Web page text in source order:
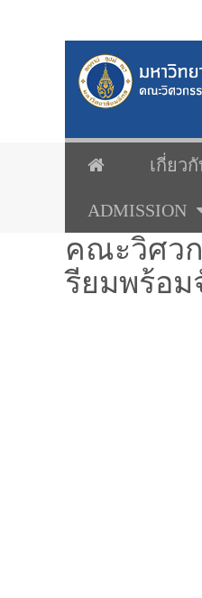
เกี่ยว
ADMISSION
คณะวิศวก
รียมพร้อม